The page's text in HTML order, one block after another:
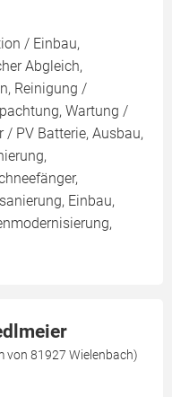
/ Einbau,
Abgleich,
Reinigung /
Wartung /
/ PV Batterie, Ausbau,
Einbau,
von 81927 Wielenbach)